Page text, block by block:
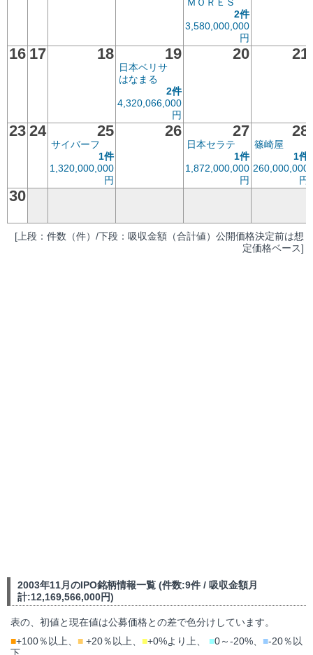
2件
3,580,000,000
円
16 17 18 19
日本ベリサ
はなまる
2件
4,320,066,000
円
20 21
23 24 25
サイバーフ
1件
1,320,000,000
円
26 27
日本セラテ
1件
1,872,000,000
円
28
篠崎屋
1件
260,000,000
円
30
[上段：件数（件）/下段：吸収金額（合計値）公開価格決定前は想
定価格ベース]
2003年11月のIPO銘柄情報一覧 (件数:9件 / 吸収金額月
計:12,169,566,000円)
表の、初値と現在値は公募価格との差で色分けしています。
■+100％以上、 ■ +20％以上、 ■+0%より上、 ■0～-20%、 ■-20％以